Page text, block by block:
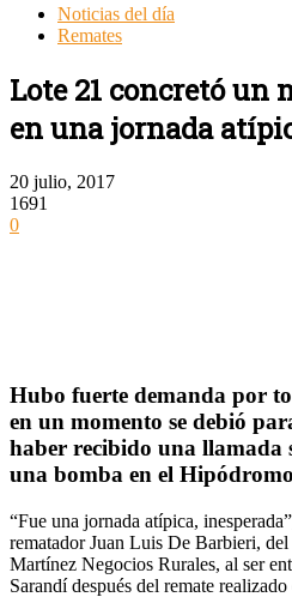
Noticias del día
Remates
Lote 21 concretó un
en una jornada
20 julio, 2017
1691
0
Hubo fuerte demanda por
en un momento se debió
haber recibido una llamada
una bomba en el
“Fue una jornada atípica,
rematador Juan Luis De Barbieri,
Martínez Negocios Rurales, al ser
Sarandí después del remate